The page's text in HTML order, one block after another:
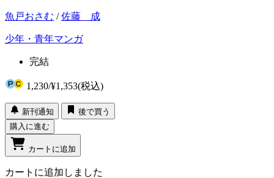
魚戸おさむ /佐藤 成
少年・青年マンガ
完結
1,230/¥1,353(税込)
新刊通知
後で買う
購入に進む
カートに追加
カートに追加しました